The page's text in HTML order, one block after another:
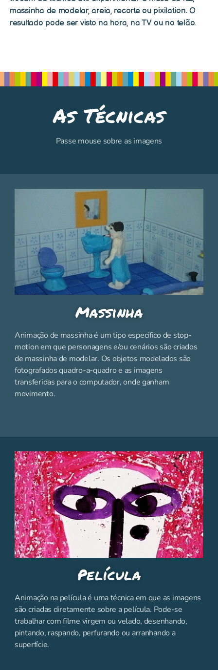
massinha de modelar, areia, recorte ou pixilation. O
resultado pode ser visto na hora, na TV ou no telão.
As Técnicas
Passe mouse sobre as imagens
Massinha
Animação de massinha é um tipo específico de stop-
motion em que personagens e/ou cenários são criados
de massinha de modelar. Os objetos modelados são
fotografados quadro-a-quadro e as imagens
transferidas para o computador, onde ganham
movimento.
Película
Animação na película é uma técnica em que as imagens
são criadas diretamente sobre a película. Pode-se
trabalhar com filme virgem ou velado, desenhando,
pintando, raspando, perfurando ou arranhando a
superfície.